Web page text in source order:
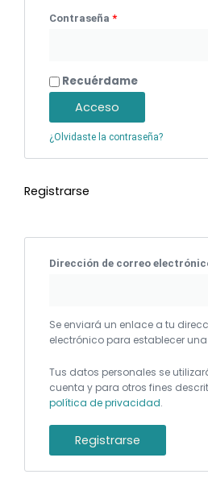
Contraseña *
Recuérdame
Acceso
¿Olvidaste la contraseña?
Registrarse
Dirección de correo
Se enviará un enlace a tu
electrónico para establecer
Tus datos personales se
cuenta y para otros fines
política de privacidad.
Registrarse